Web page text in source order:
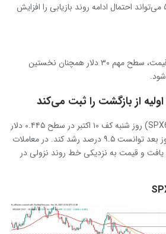
تثبیت RSI بالای سطح ۵۰ می‌تواند احتمال ادامه روند بازیابی را افزایش
در صورت برگشت و ضعف قیمت، سطح مهم ۳۰ دلار همچنان نخستین
(SPX6900) روز شنبه کف ۱۰ اکتبر در سطح ۰.۴۴۵ دلار
را دوباره آزمایش کرد و در روز بعد توانست ۹.۵ درصد رشد کند. در معاملات
یافت و قیمت به نزدیکی خط روند نزولی در